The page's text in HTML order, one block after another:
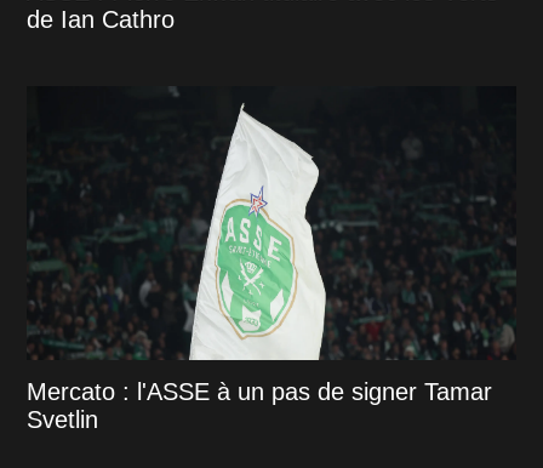
de Ian Cathro
Mercato : l'ASSE à un pas de signer Tamar
Svetlin